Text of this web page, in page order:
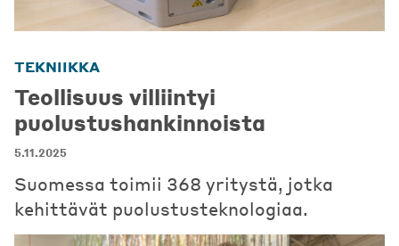
TEKNIIKKA
Teollisuus villiintyi
puolustushankinnoista
5.11.2025
Suomessa toimii 368 yritystä, jotka
kehittävät puolustusteknologiaa.